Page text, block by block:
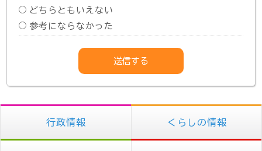
どちらともいえない
参考にならなかった
行政情報 くらしの情報